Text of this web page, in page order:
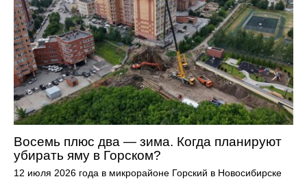
Восемь плюс два — зима. Когда планируют
убирать яму в Горском?
12 июля 2026 года в микрорайоне Горский в Новосибирске